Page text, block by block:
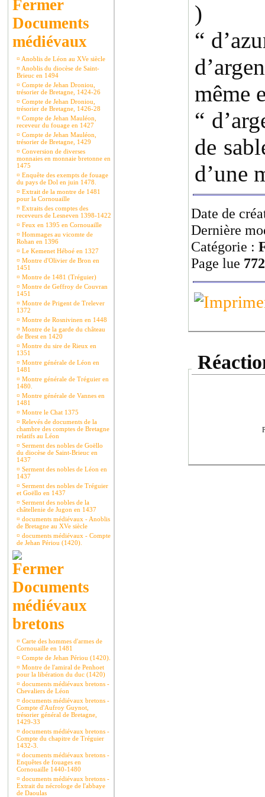
Documents
médiévaux
¤ Anoblis de Léon au XVe siècle
¤ Anoblis du diocèse de Saint-
Brieuc en 1494
¤ Compte de Jehan Droniou,
trésorier de Bretagne, 1424-26
¤ Compte de Jehan Droniou,
trésorier de Bretagne, 1426-28
¤ Compte de Jehan Mauléon,
receveur du fouage en 1427
¤ Compte de Jehan Mauléon,
trésorier de Bretagne, 1429
¤ Conversion de diverses
monnaies en monnaie bretonne en
1475
¤ Enquête des exempts de fouage
du pays de Dol en juin 1478.
¤ Extrait de la montre de 1481
pour la Cornouaille
¤ Extraits des comptes des
receveurs de Lesneven 1398-1422
¤ Feux en 1395 en Cornouaille
¤ Hommages au vicomte de
Rohan en 1396
¤ Le Kemenet Héboé en 1327
¤ Montre d'Olivier de Bron en
1451
¤ Montre de 1481 (Tréguier)
¤ Montre de Geffroy de Couvran
1451
¤ Montre de Prigent de Trelever
1372
¤ Montre de Rosnivinen en 1448
¤ Montre de la garde du château
de Brest en 1420
¤ Montre du sire de Rieux en
1351
¤ Montre générale de Léon en
1481
¤ Montre générale de Tréguier en
1480.
¤ Montre générale de Vannes en
1481
¤ Montre le Chat 1375
¤ Relevés de documents de la
chambre des comptes de Bretagne
relatifs au Léon
¤ Serment des nobles de Goëllo
du diocèse de Saint-Brieuc en
1437
¤ Serment des nobles de Léon en
1437
¤ Serment des nobles de Tréguier
et Goëllo en 1437
¤ Serment des nobles de la
châtellenie de Jugon en 1437
¤ documents médiévaux - Anoblis
de Bretagne au XVe siècle
¤ documents médiévaux - Compte
de Jehan Périou (1420).
Documents
médiévaux
bretons
¤ Carte des hommes d'armes de
Cornouaille en 1481
¤ Compte de Jehan Périou (1420).
¤ Montre de l'amiral de Penhoet
pour la libération du duc (1420)
¤ documents médiévaux bretons -
Chevaliers de Léon
¤ documents médiévaux bretons -
Compte d'Aufroy Guynot,
trésorier général de Bretagne,
1429-33
¤ documents médiévaux bretons -
Compte du chapitre de Tréguier
1432-3.
¤ documents médiévaux bretons -
Enquêtes de fouages en
Cornouaille 1440-1480
¤ documents médiévaux bretons -
Extrait du nécrologe de l'abbaye
de Daoulas
)
“
même
“
de
d’une
Date de
Dernière
Catégorie :
Page lue